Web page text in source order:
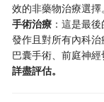
效的非藥物治療選擇。
手術治療 ：這是最
發作且對所有內科
巴囊手術、前庭神
詳盡評估。